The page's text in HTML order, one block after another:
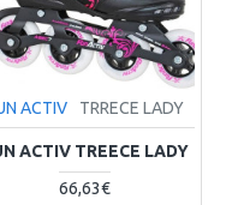
ACTIV TRRECE LADY
ACTIV TREECE LADY
66,63€